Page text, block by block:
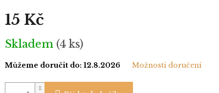
15 Kč
Měrná
cena:
Skladem (4 ks)
Můžeme doručit do: 12.8.2026 Možnosti doručení